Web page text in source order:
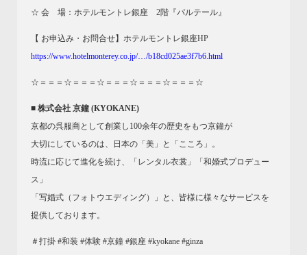
☆ 会 場：ホテルモントレ銀座 2階『パルテール』
【 お申込み・お問合せ】ホテルモントレ銀座HP
https://www.hotelmonterey.co.jp/…/b18cd025ae3f7b6.html
☆＝＝＝☆＝＝＝☆＝＝＝☆＝＝＝☆＝＝＝☆
■ 株式会社 京鐘 (KYOKANE)
京都の呉服商として創業し100余年の歴史をもつ京鐘が
大切にしているのは、日本の「美」と「こころ」。
時流に応じて進化を続け、「レンタル衣裳」「和婚式プロデュー
ス」
「写婚式（フォトウエディング）」と、皆様に様々なサービスを
提供しております。
＃打掛 #和装 #体験 #京鐘 #銀座 #kyokane #ginza